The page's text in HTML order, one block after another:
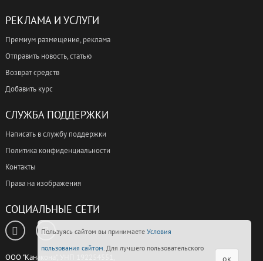
РЕКЛАМА И УСЛУГИ
Премиум размещение, реклама
Отправить новость, статью
Возврат средств
Добавить курс
СЛУЖБА ПОДДЕРЖКИ
Написать в службу поддержки
Политика конфиденциальности
Контакты
Права на изображения
СОЦИАЛЬНЫЕ СЕТИ
ООО "Канакона", УНП 192254551,
Пользуясь сайтом вы принимаете Условия
пользования сайтом. Для лучшего пользовательского
ок